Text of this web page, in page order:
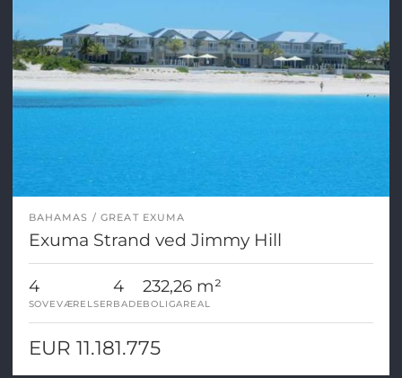
BAHAMAS GREAT EXUMA
Exuma Strand ved Jimmy Hill
4
SOVEVÆRELSER
4
BADE
232,26 m²
BOLIGAREAL
EUR 11.181.775